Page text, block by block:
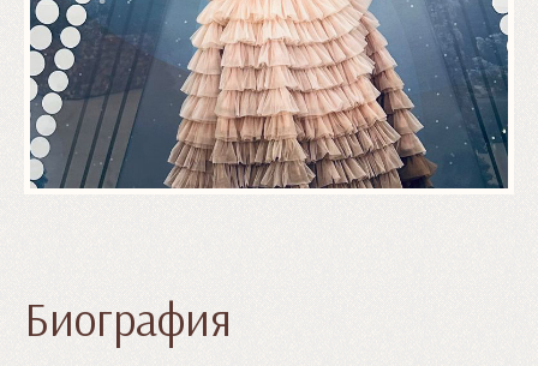
Биография